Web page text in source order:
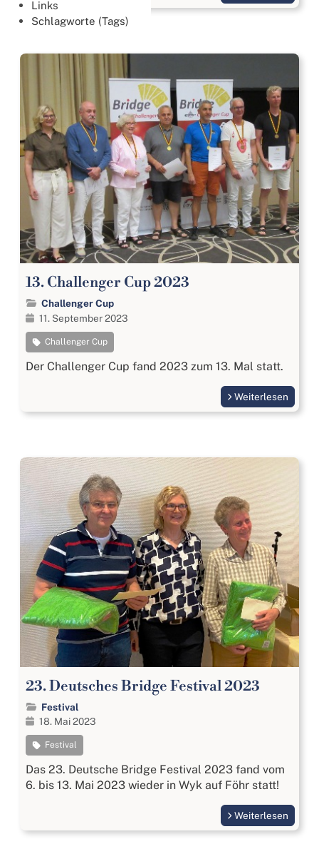
Links
Schlagworte (Tags)
13. Challenger Cup 2023
Challenger Cup
11. September 2023
Challenger Cup
Der Challenger Cup fand 2023 zum 13. Mal statt.
Weiterlesen
23. Deutsches Bridge Festival 2023
Festival
18. Mai 2023
Festival
Das 23. Deutsche Bridge Festival 2023 fand vom
6. bis 13. Mai 2023 wieder in Wyk auf Föhr statt!
Weiterlesen